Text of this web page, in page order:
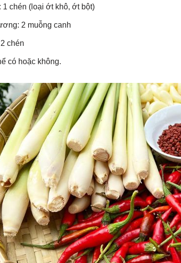
1 chén (loại ớt khô, ớt bột)
2 muỗng canh
chén
có hoặc không.